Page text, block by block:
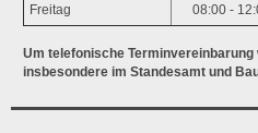
Freitag 08:00 -
Um telefonische Terminvereinbarung
insbesondere im Standesamt und